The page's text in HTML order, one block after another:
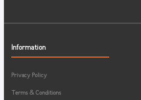
Information
Privacy Policy
Terms & Conditions